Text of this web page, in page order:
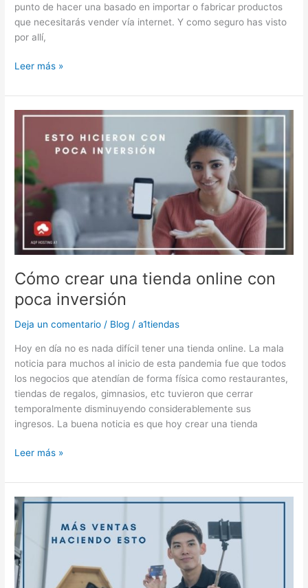
punto de hacer una basado en importar o fabricar productos
que necesitarás vender vía internet. Y como seguro has visto
por allí,
Leer más »
Cómo crear una tienda online con
poca inversión
Deja un comentario / Blog /a1tiendas
Hoy en día no es nada difícil tener una tienda online. La mala
noticia para muchos al inicio de esta pandemia fue que todos
los negocios que atendían de forma física como restaurantes,
tiendas de regalos, gimnasios, etc tuvieron que cerrar
temporalmente disminuyendo considerablemente sus
ingresos. La buena noticia es que hoy crear una tienda
Cómo
una
tienda
online
con
poca
inversión
Leer más »
6
poderosas
formas
de
incrementar
las